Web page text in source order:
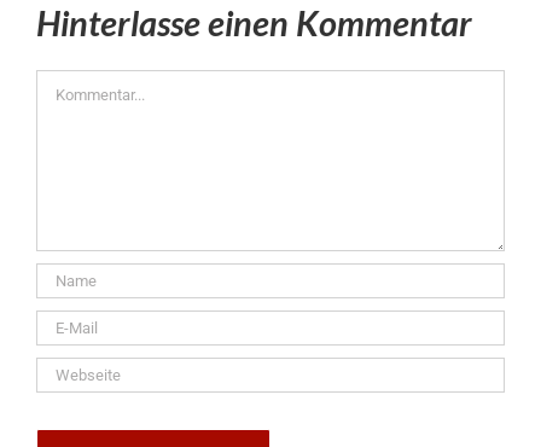
Hinterlasse einen Kommentar